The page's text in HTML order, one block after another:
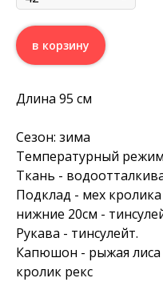
в корзину
Длина 95 см
Сезон: зима
Температурный
Ткань -
Подклад - мех
нижние 20см -
Рукава - тинсулейт.
Капюшон - рыжая лиса
кролик рекс